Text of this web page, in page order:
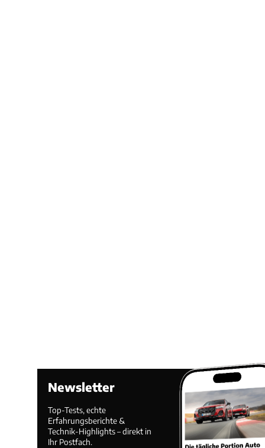
Newsletter
Top-Tests, echte
Erfahrungsberichte &
Technik-Highlights – direkt in
Ihr Postfach.